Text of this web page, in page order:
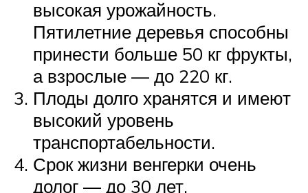
высокая урожайность.
Пятилетние деревья способны
принести больше 50 кг фрукты,
а взрослые — до 220 кг.
Плоды долго хранятся и имеют
высокий уровень
транспортабельности.
Срок жизни венгерки очень
долог — до 30 лет.